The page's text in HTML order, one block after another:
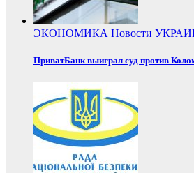
ЭКОНОМИКА Новости
ПриватБанк выиграл суд против